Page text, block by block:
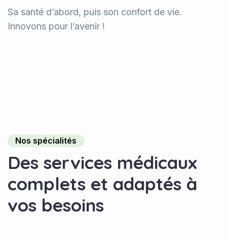
Sa santé d’abord, puis son confort de vie.
Innovons pour l’avenir !
Nos spécialités
Des services médicaux
complets et adaptés à
vos besoins